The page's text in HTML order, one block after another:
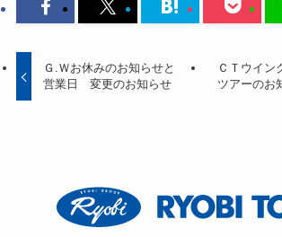
Ｇ.Ｗお休みのお知らせと
営業日 変更のお知らせ
ＣＴウイ
ツアーのお